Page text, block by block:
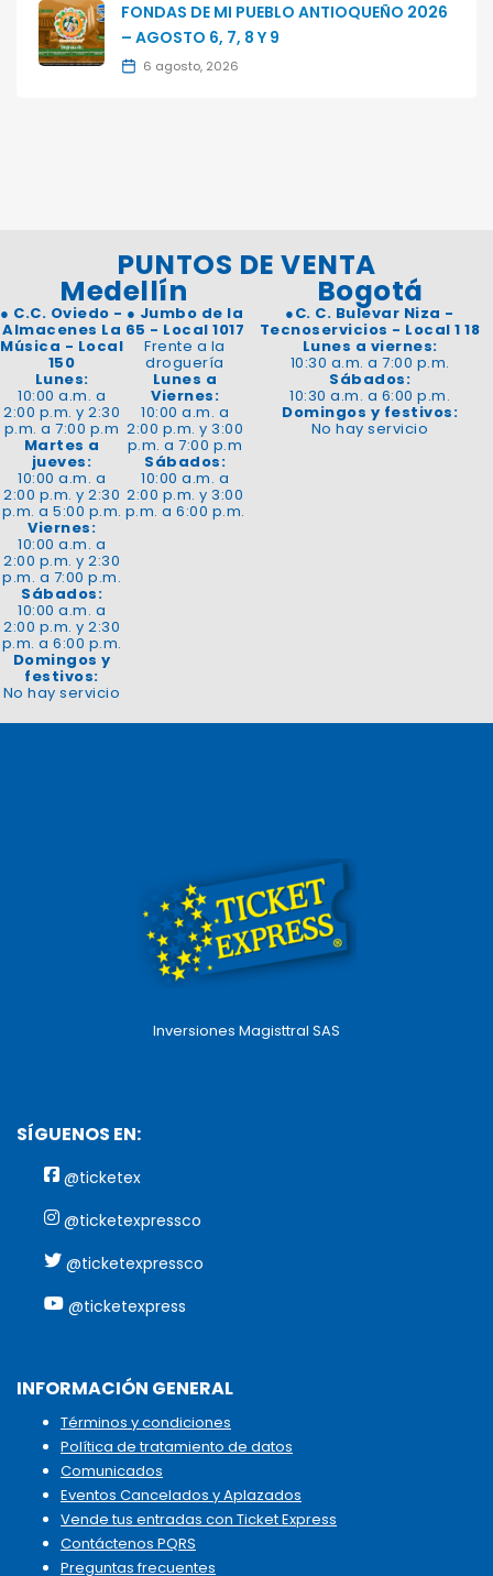
FONDAS DE MI PUEBLO ANTIOQUEÑO 2026
– AGOSTO 6, 7, 8 Y 9
6 agosto, 2026
PUNTOS DE VENTA
Medellín
● C.C. Oviedo -
Almacenes La
Música - Local
150
Lunes:
10:00 a.m. a
2:00 p.m. y 2:30
p.m. a 7:00 p.m
Martes a
jueves:
10:00 a.m. a
2:00 p.m. y 2:30
p.m. a 5:00 p.m.
Viernes:
10:00 a.m. a
2:00 p.m. y 2:30
p.m. a 7:00 p.m.
Sábados:
10:00 a.m. a
2:00 p.m. y 2:30
p.m. a 6:00 p.m.
Domingos y
festivos:
No hay servicio
● Jumbo de la
65 - Local 1017
Frente a la
droguería
Lunes a
Viernes:
10:00 a.m. a
2:00 p.m. y 3:00
p.m. a 7:00 p.m
Sábados:
10:00 a.m. a
2:00 p.m. y 3:00
p.m. a 6:00 p.m.
Bogotá
●C. C. Bulevar Niza -
Tecnoservicios - Local 1 18
Lunes a viernes:
10:30 a.m. a 7:00 p.m.
Sábados:
10:30 a.m. a 6:00 p.m.
Domingos y festivos:
No hay servicio
Inversiones Magisttral SAS
SÍGUENOS EN:
@ticketex
@ticketexpressco
@ticketexpressco
@ticketexpress
INFORMACIÓN GENERAL
Términos y condiciones
Política de tratamiento de datos
Comunicados
Eventos Cancelados y Aplazados
Vende tus entradas con Ticket Express
Contáctenos PQRS
Preguntas frecuentes